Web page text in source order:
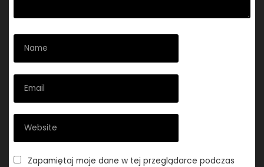
Zapamiętaj moje dane w tej przeglądarce podczas